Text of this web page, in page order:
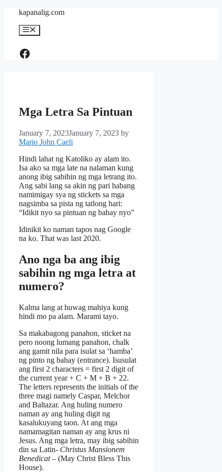
content
kapanalig.com
Menu
Like Us
Mga Letra Sa Pintuan
January 7, 2023January 7, 2023 by
Mario John Caeli
Hindi lahat ng Katoliko ay alam ito.
Isa ako sa mga late na nalaman kung
anong ibig sabihin ng mga letrang ito.
Ang sabi lang sa akin ng pari habang
namimigay sya ng stickets sa mga
nagsimba sa pista ng tatlong hari:
“Idikit nyo sa pintuan ng bahay nyo”
Idinikit ko naman tapos nag Google
na ko. That was last 2020.
Ano nga ba ang ibig
sabihin ng mga letra at
numero?
Kalma lang at huwag mahiya kung
hindi mo pa alam. Marami tayo.
Sa makabagong panahon, sticket na
pero noong lumang panahon, chalk
ang gamit nila para isulat sa ‘hamba’
ng pinto ng bahay (entrance). Isusulat
ang first 2 characters = first 2 digit of
the current year + C + M + B + 22.
The letters represents the initials of the
three magi namely Caspar, Melchor
and Baltazar. Ang huling numero
naman ay ang huling digit ng
kasalukuyang taon. At ang mga
namamagitan naman ay ang krus ni
Jesus. Ang mga letra, may ibig sabihin
din sa Latin- Christus Mansionem
Benedicat– (May Christ Bless This
House).